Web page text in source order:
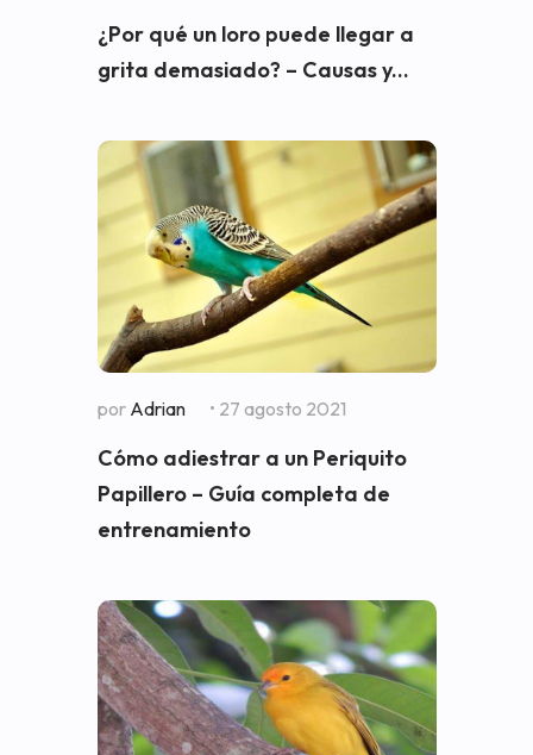
¿Por qué un loro puede llegar a
grita demasiado? – Causas y...
por Adrian • 27 agosto 2021
Cómo adiestrar a un Periquito
Papillero – Guía completa de
entrenamiento